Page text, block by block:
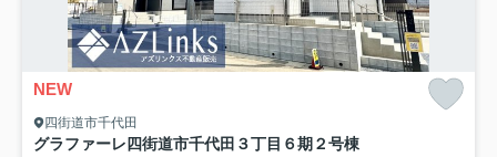
NEW
四街道市千代田
グラファーレ四街道市千代田３丁目６期 ２号棟